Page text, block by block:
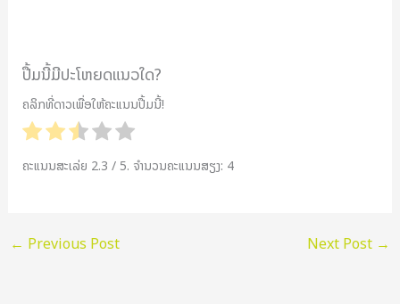
ປື້ມນີ້ມີປະໂຫຍດແນວໃດ?
ຄລິກທີ່ດາວເພື່ອໃຫ້ຄະແນນປື້ມນີ້!
ຄະແນນສະເລ່ຍ 2.3 / 5. ຈຳນວນຄະແນນສຽງ: 4
← Previous Post Next Post →